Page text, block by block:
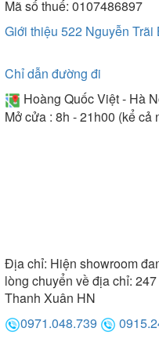
Mã số thuế: 0107486897
Giới thiệu 522 Nguyễn Trãi
Chỉ dẫn đường đi
Hoàng Quốc Việt - Hà
Mở cửa : 8h - 21h00 (kể cả
Địa chỉ: Hiện showroom
lòng chuyển về địa chỉ:
Thanh Xuân HN
0971.048.739